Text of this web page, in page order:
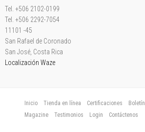
Tel. +506 2102-0199
Tel. +506 2292-7054
11101 -45
San Rafael de Coronado
San José, Costa Rica
Localización Waze
Inicio Tienda en línea Certificaciones Boletín
Magazine
Testimonios Login Contáctenos